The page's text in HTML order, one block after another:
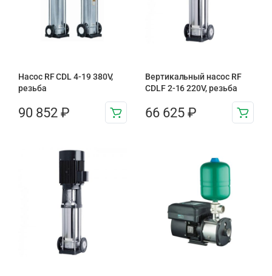
Насос RF CDL 4-19 380V,
резьба
90 852 ₽
Вертикальный насос RF
CDLF 2-16 220V, резьба
66 625 ₽